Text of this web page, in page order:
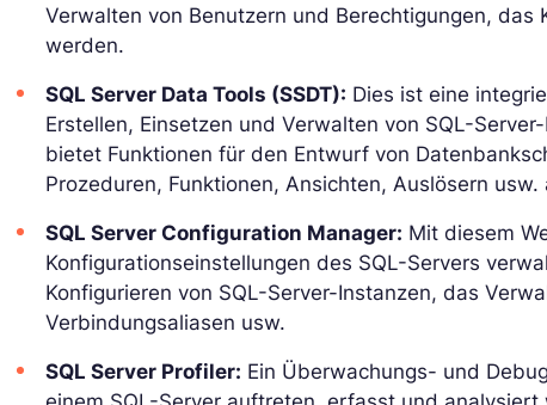
Verwalten von Benutzern und Berechtigungen,
werden.
SQL Server Data Tools (SSDT): Dies ist eine
Erstellen, Einsetzen und Verwalten von SQL-
bietet Funktionen für den Entwurf von
Prozeduren, Funktionen, Ansichten, Auslösern
SQL Server Configuration Manager: Mit diesem
Konfigurationseinstellungen des SQL-Servers
Konfigurieren von SQL-Server-Instanzen, das
Verbindungsaliasen usw.
SQL Server Profiler: Ein Überwachungs- und